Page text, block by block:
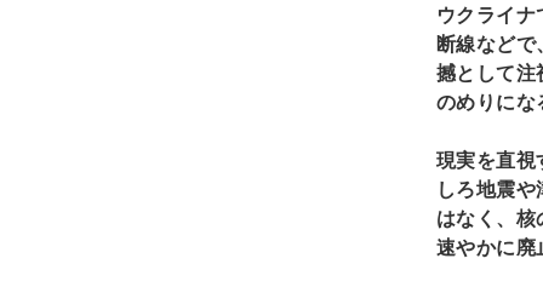
ウクライ
断線など
撼として注
のめりにな
現実を直視
しろ地震
はなく、核
速やかに廃